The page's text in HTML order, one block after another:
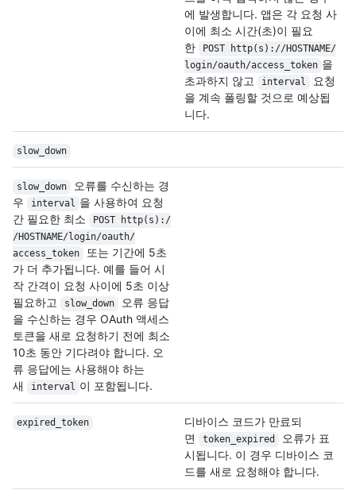
에 발생합니다. 앱은 각 요청 사
이에 최소 시간(초)이 필요
한
POST http(s)://HOSTNAME/
login/oauth/access_token 을
초과하지 않고
interval
요청
을 계속 폴링할 것으로 예상됩
니다.
slow_down
slow_down
오류를 수신하는 경
우
interval 을 사용하여 요청
간 필요한 최소
POST http(s):/
/HOSTNAME/login/oauth/
access_token
또는 기간에 5초
가 더 추가됩니다. 예를 들어 시
작 간격이 요청 사이에 5초 이상
필요하고
slow_down
오류 응답
을 수신하는 경우 OAuth 액세스
토큰을 새로 요청하기 전에 최소
10초 동안 기다려야 합니다. 오
류 응답에는 사용해야 하는
새
interval 이 포함됩니다.
expired_token
디바이스 코드가 만료되
면
token_expired
오류가 표
시됩니다. 이 경우 디바이스 코
드를 새로 요청해야 합니다.